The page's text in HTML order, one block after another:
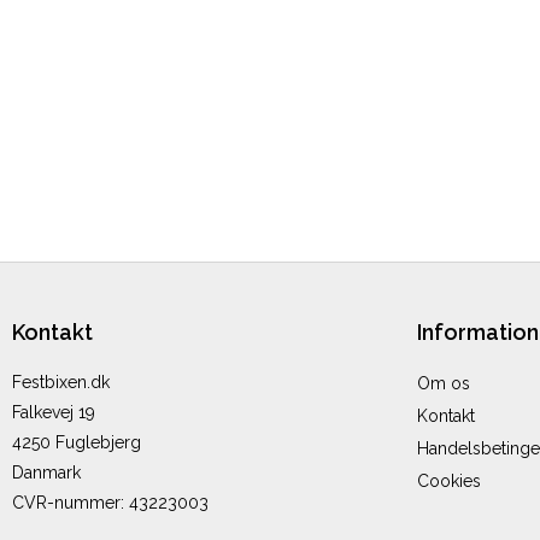
Kontakt
Festbixen.dk
Falkevej 19
4250 Fuglebjerg
Danmark
CVR-nummer: 43223003
Information
Om os
Kontakt
Cookies